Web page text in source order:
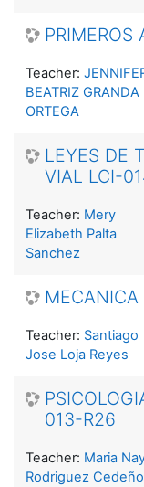
Teacher:
BEATRIZ GRANDA
ORTEGA
LEYES DE
VIAL LCI-
Teacher: Mery
Elizabeth Palta
Sanchez
Teacher: Santiago
Jose Loja Reyes
013-R26
Teacher: Maria
Rodriguez Cedeño